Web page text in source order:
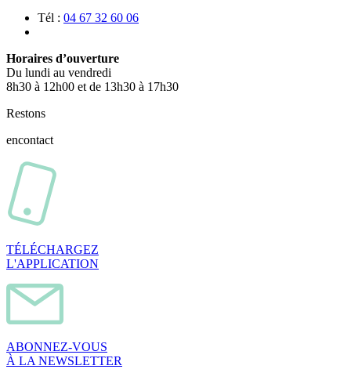
Tél : 04 67 32 60 06
Horaires d’ouverture
Du lundi au vendredi
8h30 à 12h00 et de 13h30 à 17h30
Restons
encontact
TÉLÉCHARGEZ
L'APPLICATION
ABONNEZ-VOUS
À LA NEWSLETTER